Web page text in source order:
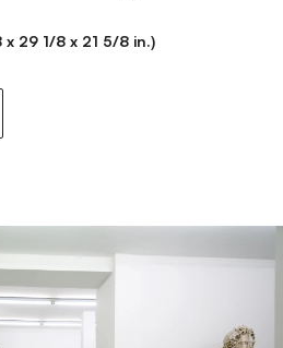
29 1/8 x 21 5/8 in.)